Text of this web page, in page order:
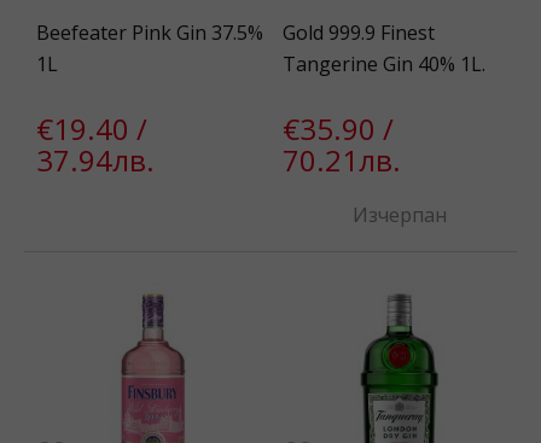
Beefeater Pink Gin 37.5%
1L
€19.40 /
37.94лв.
Gold 999.9 Finest
Tangerine Gin 40% 1L.
€35.90 /
70.21лв.
Изчерпан